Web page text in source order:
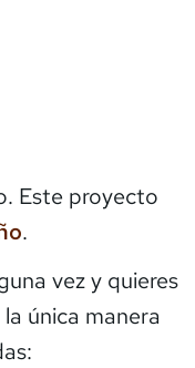
Este proyecto
.
vez y quieres
única manera